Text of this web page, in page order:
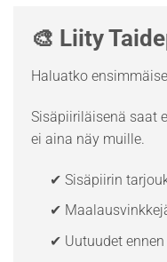
🎨 Liity
Haluatko
Sisäpiiriläisenä saat
ei aina näy muille.
✔ Sisäpiirin
✔
✔ Uutuudet